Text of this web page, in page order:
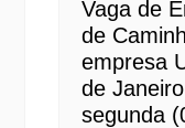
Vaga de
de
empresa
de
segunda